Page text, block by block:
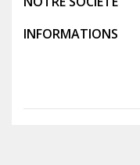
INFORMATIONS